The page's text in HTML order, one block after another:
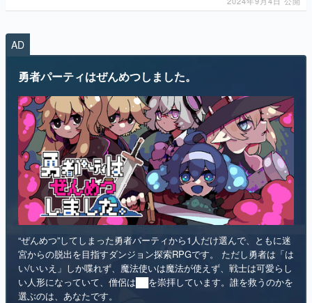
AD
勇者パーティはぜんめつしました。
“ぜんめつ”してしまった勇者パーティから1人だけ選んで、ともに迷
宮からの脱出を目指すダンジョン探索RPGです。 ただし勇者は「は
い/いいえ」しか喋れず、魔法使いは魔法が使えず、戦士は可愛らし
い人形になっていて、僧侶は██を崇拝しています。誰を救うのかを
選ぶのは、あなたです。